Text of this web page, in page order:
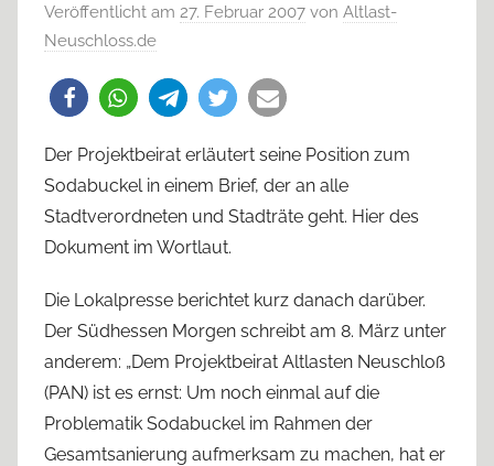
Veröffentlicht am 27. Februar 2007 von Altlast-
Neuschloss.de
Der Projektbeirat erläutert seine Position zum
Sodabuckel in einem Brief, der an alle
Stadtverordneten und Stadträte geht. Hier des
Dokument im Wortlaut.
Die Lokalpresse berichtet kurz danach darüber.
Der Südhessen Morgen schreibt am 8. März unter
anderem: „Dem Projektbeirat Altlasten Neuschloß
(PAN) ist es ernst: Um noch einmal auf die
Problematik Sodabuckel im Rahmen der
Gesamtsanierung aufmerksam zu machen, hat er